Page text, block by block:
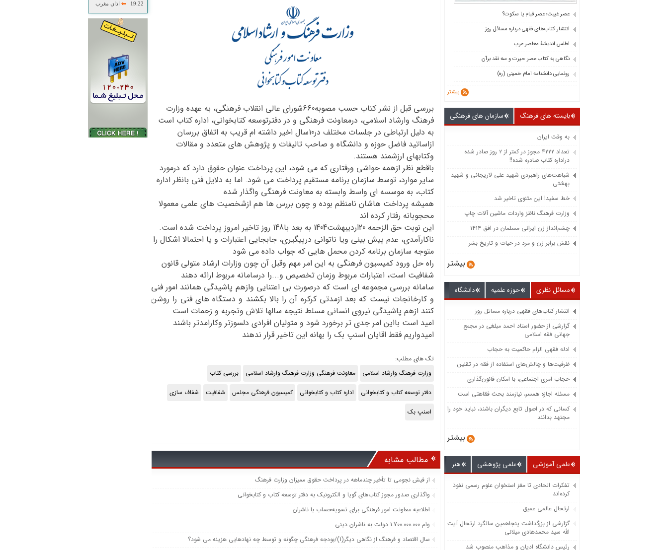
عصر غیبت؛ عصر قیام یا سکوت؟
انتشار کتاب‌های فقهی درباره مسائل روز
اطلس اندیشۀ معاصر عرب
نگاهی به کتاب عصر حیرت و سه نقد برآن
رونمایی دانشنامه امام خمینی (ره)
بیشتر
بایسته های فرهنگ سازمان های فرهنگی
به وقت ایران
تعداد ۴۲۲۲ مجوز در کمتر از ۲ روز صادر شده
دراداره کتاب صادره شده!!
شباهت‌های راهبردی شهید علی لاریجانی و شهید
بهشتی
خط سفید! این مثنوی تاخیر شد
وزارت فرهنگ ناظز واردات ماشین‌ آلات چاپ
چشم‌انداز زن ایرانی مسلمان در افق ۱۴۱۴
نقش برابر زن و مرد در حیات و تاریخ بشر
بیشتر
مسائل نظری حوزه علمیه دانشگاه
انتشار کتاب‌های فقهی درباره مسائل روز
گزارشی از حضور استاد احمد مبلغی در مجمع
جهانی فقه اسلامی
ادله فقهی الزام حاکمیت به حجاب
ظرفیت‌‌ها و چالش‌‌های استفاده از فقه در تقنین
حجاب امری اجتماعی، با امکان قانون‌گذاری
مسئله اجازه همسر، نیازمند بحث فقاهتی است
کسانی که در اصول تابع دیگران باشند، نباید خود را
مجتهد بدانند
بیشتر
علمی آموزشی علمی پژوهشی هنر
تفکرات الحادی تا مغز استخوان علوم رسمی نفوذ
کرده‌اند
ارتحال عالمی عمیق
گزارشی از بزرگداشت پنجاهمین سالگرد ارتحال آیت
الله سید محمدهادی میلانی
رئیس دانشگاه ادیان و مذاهب منصوب شد
19:22
اذان مغرب
بررسی قبل از نشر کتاب حسب مصوبه660شورای عالی انقلاب فرهنگی، به عهده وزارت
فرهنگ وارشاد اسلامی، درمعاونت فرهنگی و در دفترتوسعه کتابخوانی، اداره کتاب است
به دلیل ارتباطی در جلسات مختلف در10سال اخیر داشته ام قریب به اتفاق بررسان
ازاساتید فاضل حوزه و دانشگاه و صاحب تالیفات و پژوهش های متعدد و مقالات
وکتابهای ارزشمند هستند.
باقطع نظر ازهمه حواشی ورفتاری که می شود، این پرداخت عنوان حقوق دارد که درمورد
سایر موارد، توسط سازمان برنامه مستقیم پرداخت می شود. اما به دلایل فنی بانظر اداره
کتاب، به موسسه ای واسط وابسته به معاونت فرهنگی واگذار شده
همیشه پرداخت هاشان نامنظم بوده و چون بررس ها هم ازشخصیت های علمی معمولا
محجوبانه رفتار کرده اند
این نوبت حق الزحمه 20اردیبهشت1404 به بعد با148 روز تاخیر امروز پرداخت شده است.
ناکارآمدی، عدم پیش بینی ویا ناتوانی درپیگیری، جابجایی اعتبارات و یا احتمالا اشکال را
متوجه سازمان برنامه کردن محمل هایی که جواب داده می شود
راه حل ورود کمیسیون فرهنگی به این امر مهم وقبل آن چون وزارات ارشاد متولی قانون
شفافیت است، اعتبارات مربوط وزمان تخصیص و...را درسامانه مربوط ارائه دهند
سامانه بررسی مجموعه ای است که درصورت بی اعتنایی وازهم پاشیدگی همانند امور فنی
و کارخانجات نیست که بعد ازمدتی کرکره آن را بالا بکشند و دستگاه های فنی را روشن
کنند ازهم پاشیدگی نیروی انسانی مسلط نتیجه سالها تلاش وتجربه و زحمات است
امید است بااین امر جدی تر برخورد شود و متولیان افرادی دلسوزتر وکارامدتر باشند
امیدواریم فقط اقایان اسنپ بک را بهانه این تاخیر قرار ندهند
تگ های مطلب:
وزارت فرهنگ وارشاد اسلامی
معاونت فرهنگی وزارت فرهنگ وارشاد اسلامی بررسی کتاب
دفتر توسعه کتاب و کتابخوانی اداره کتاب و کتابخوانی کمیسیون فرهنگی مجلس شفافیت شفاف سازی
اسنپ بک
مطالب مشابه
از فیش نجومی تا تأخیر چندماهه در پرداخت حقوق ممیزان وزارت فرهنگ
واگذاری صدور مجوز کتاب‌های گویا و الکترونیک به دفتر توسعه کتاب و کتابخوانی
اطلاعیه معاونت امور فرهنگی برای تسویه‌حساب با ناشران
وام 1.700.000.000 دولت به ناشران ديني
سال اقتصاد و فرهنگ از نگاهی دیگر(1)/بودجه فرهنگی چگونه و توسط چه نهادهایی هزینه می شود؟